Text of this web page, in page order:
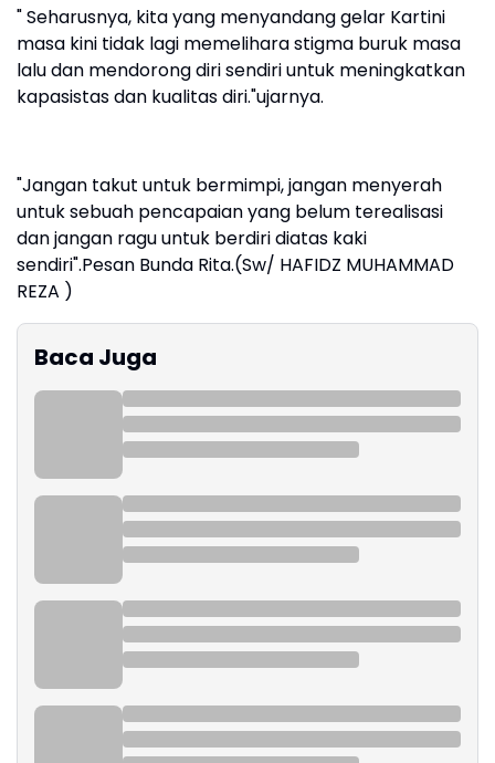
" Seharusnya, kita yang menyandang gelar Kartini
masa kini tidak lagi memelihara stigma buruk masa
lalu dan mendorong diri sendiri untuk meningkatkan
kapasistas dan kualitas diri."ujarnya.
"Jangan takut untuk bermimpi, jangan menyerah
untuk sebuah pencapaian yang belum terealisasi
dan jangan ragu untuk berdiri diatas kaki
sendiri".Pesan Bunda Rita.(Sw/ HAFIDZ MUHAMMAD
REZA )
Baca Juga